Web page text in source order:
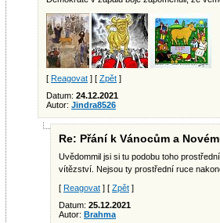
[ Reagovat ] [ Zpět ]
Datum: 24.12.2021
Autor: Jindra8526
Re: Přání k Vánocům a
Uvědommil jsi si tu podobu toho
vítězství. Nejsou ty prostřední ruce
[ Reagovat ] [ Zpět ]
Datum: 25.12.2021
Autor: Brahma